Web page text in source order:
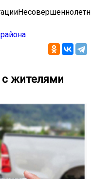
с жителями